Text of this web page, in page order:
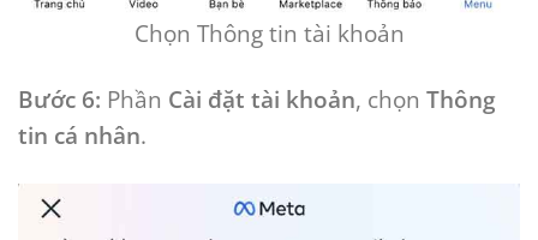
Chọn Thông tin tài khoản
Bước 6: Phần Cài đặt tài khoản, chọn Thông
tin cá nhân.